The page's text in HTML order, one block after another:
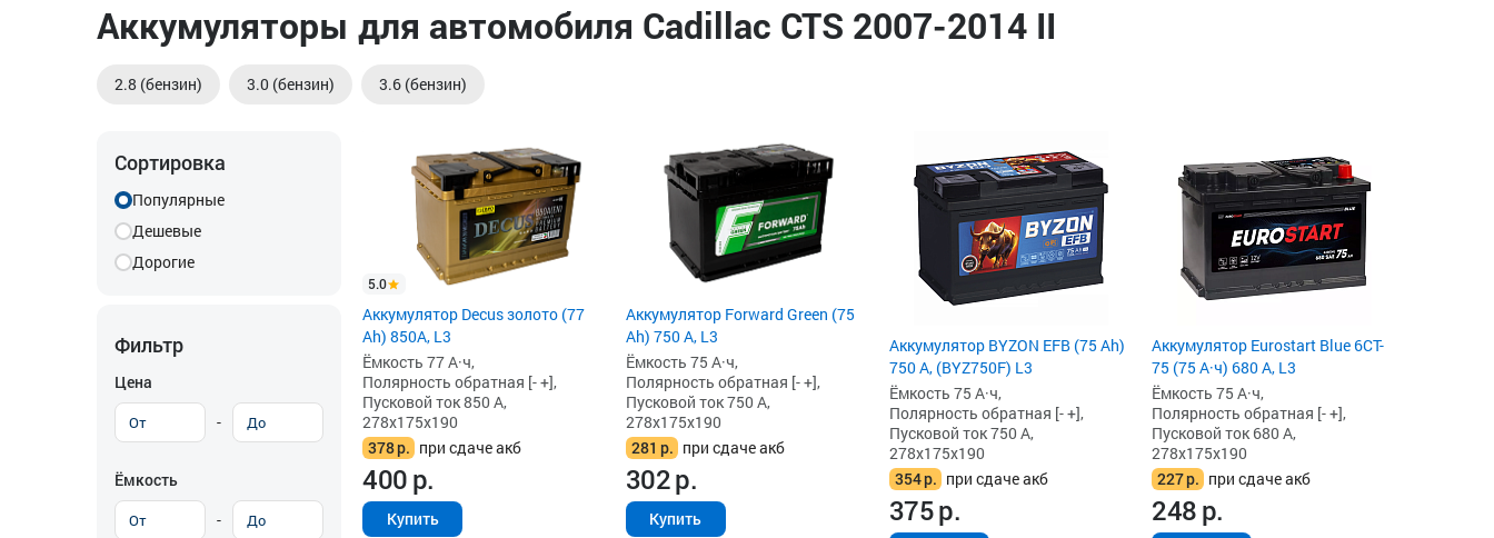
Аккумуляторы для автомобиля Cadillac CTS 2007-2014 II
2.8 (бензин) 3.0 (бензин) 3.6 (бензин)
Сортировка
Популярные
Дешевые
Дорогие
Фильтр
Цена
-
Ёмкость
-
5.0
Аккумулятор Decus золото (77
Ah) 850А, L3
Ёмкость 77 А·ч,
Полярность обратная [- +],
Пусковой ток 850 А,
278x175x190
378р. при сдаче акб
400р.
Купить
Аккумулятор Forward Green (75
Ah) 750 А, L3
Ёмкость 75 А·ч,
Полярность обратная [- +],
Пусковой ток 750 А,
278x175x190
281 р. при сдаче акб
302р.
Купить
Аккумулятор BYZON EFB (75 Ah)
750 А, (BYZ750F) L3
Ёмкость 75 А·ч,
Полярность обратная [- +],
Пусковой ток 750 А,
278x175x190
354р. при сдаче акб
375р.
Аккумулятор Eurostart Blue 6CT-
75 (75 А·ч) 680 А, L3
Ёмкость 75 А·ч,
Полярность обратная [- +],
Пусковой ток 680 А,
278x175x190
227р. при сдаче акб
248р.